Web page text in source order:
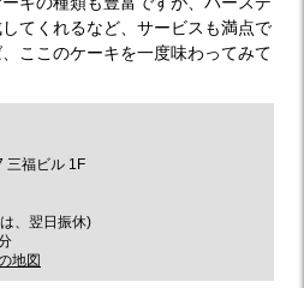
てくれるなど、サービスも満点で
ここのケーキを一度味わってみて
三福ビル 1F
、翌日振休)
地図